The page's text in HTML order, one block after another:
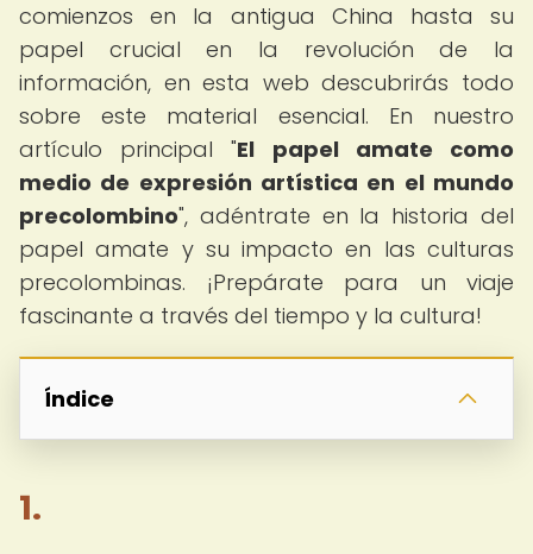
comienzos en la antigua China hasta su
papel crucial en la revolución de la
información, en esta web descubrirás todo
sobre este material esencial. En nuestro
artículo principal "El papel amate como
medio de expresión artística en el mundo
precolombino", adéntrate en la historia del
papel amate y su impacto en las culturas
precolombinas. ¡Prepárate para un viaje
fascinante a través del tiempo y la cultura!
Índice
1.